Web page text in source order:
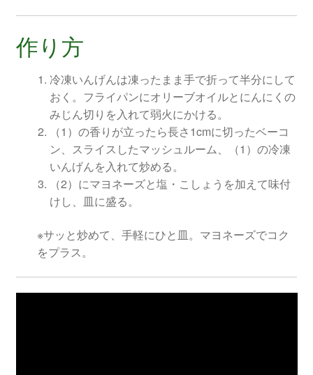
作り方
冷凍いんげんは凍ったまま手で折って半分にして
おく。フライパンにオリーブオイルとにんにくの
みじん切りを入れて弱火にかける。
（1）の香りが立ったら長さ1cmに切ったベーコ
ン、スライスしたマッシュルーム、（1）の冷凍
いんげんを入れて炒める。
（2）にマヨネーズと塩・こしょうを加えて味付
けし、皿に盛る。
※サッと炒めて、手軽にひと皿。マヨネーズでコク
をプラス。